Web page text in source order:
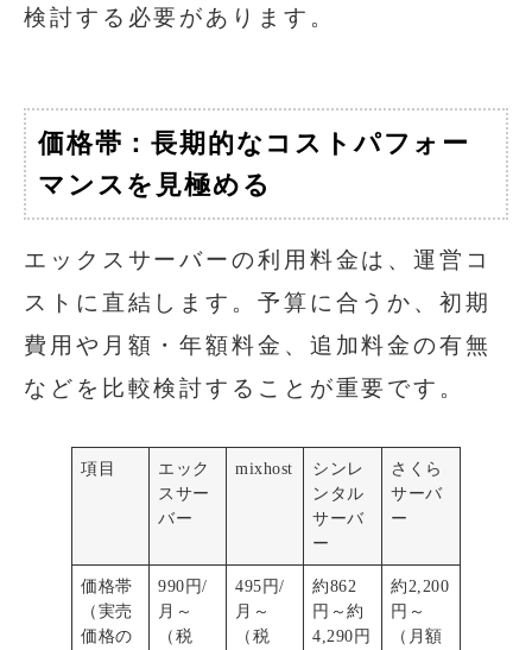
検討する必要があります。
価格帯：長期的なコストパフォー
マンスを見極める
エックスサーバーの利用料金は、運営コ
ストに直結します。予算に合うか、初期
費用や月額・年額料金、追加料金の有無
などを比較検討することが重要です。
項目
エック
スサー
バー
mixhost
シンレ
ンタル
サーバ
ー
さくら
サーバ
ー
価格帯
（実売
価格の
990円/
月～
（税
495円/
月～
（税
約862
円～約
4,290円
約2,200
円～
（月額